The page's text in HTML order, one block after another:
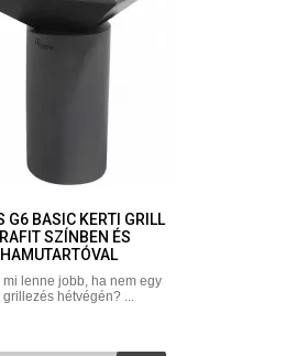
G6 BASIC KERTI GRILL
SZÍNBEN ÉS
HAMUTARTÓVAL
mi lenne jobb, ha nem egy
grillezés hétvégén? ...